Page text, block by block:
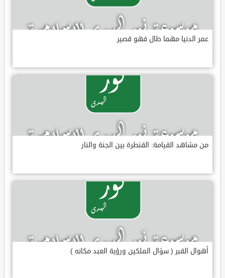
عمر الدنيا مهما طال فهو قصير
من مشاهد القيامة: القنطرة بين الجنة والنار
أهوال القبر ( سؤال الملكين ورؤية العبد مكانه )